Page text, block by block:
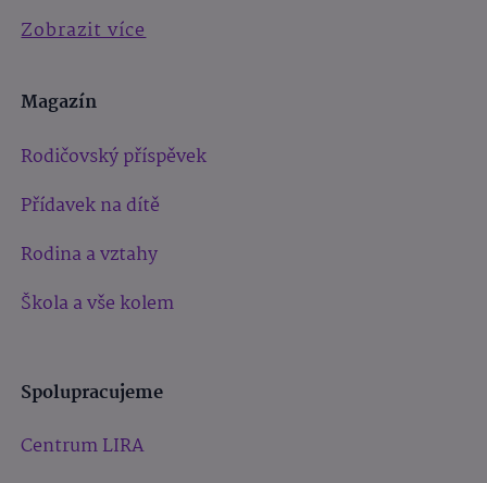
Zobrazit více
Magazín
Rodičovský příspěvek
Přídavek na dítě
Rodina a vztahy
Škola a vše kolem
Spolupracujeme
Centrum LIRA